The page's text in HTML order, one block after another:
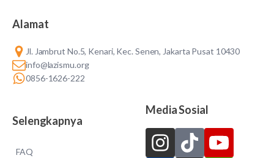
Alamat
Jl. Jambrut No.5, Kenari, Kec. Senen, Jakarta Pusat 10430
info@lazismu.org
0856-1626-222
Selengkapnya
FAQ
Media Sosial